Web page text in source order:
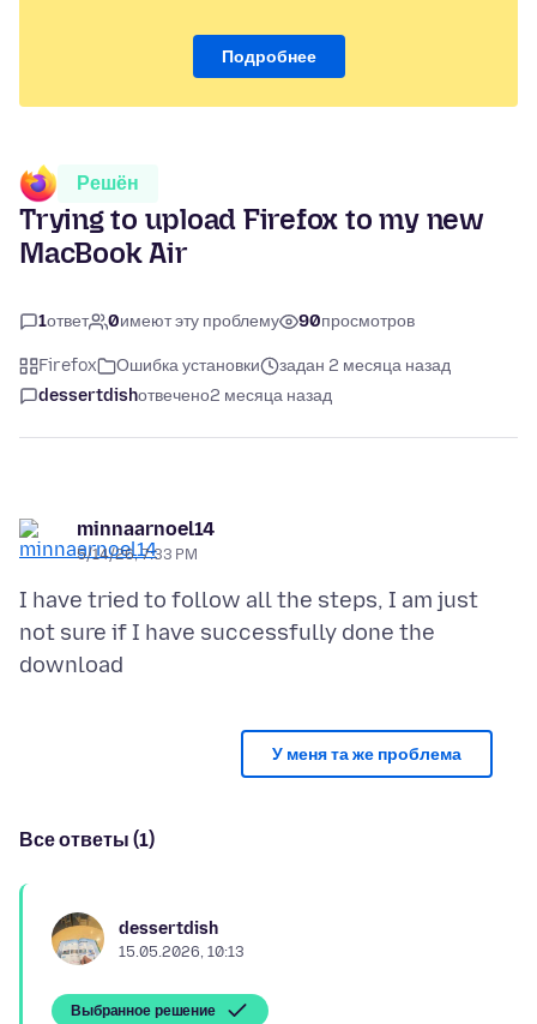
Подробнее
Решён
Trying to upload Firefox to my new
MacBook Air
1ответ 0имеют эту проблему 90просмотров
Firefox Ошибка установки
задан 2 месяца назад
dessertdishотвечено2 месяца назад
minnaarnoel14
5/14/26, 7:33 PM
I have tried to follow all the steps, I am just
not sure if I have successfully done the
У меня та же проблема
Все ответы (1)
dessertdish
15.05.2026, 10:13
Выбранное решение